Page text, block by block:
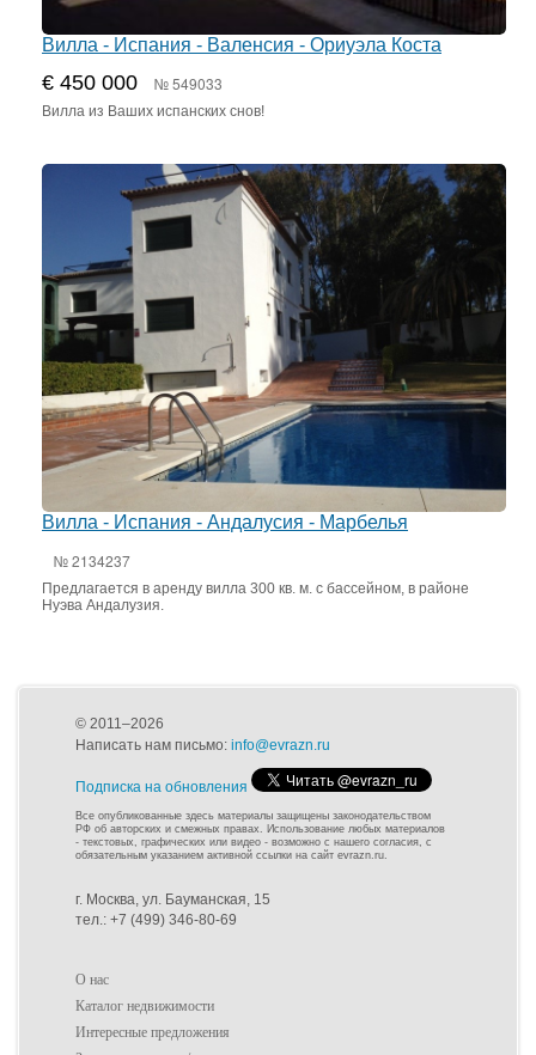
Вилла - Испания - Валенсия - Ориуэла Коста
€ 450 000 № 549033
Вилла из Ваших испанских снов!
Вилла - Испания - Андалусия - Марбелья
№ 2134237
Предлагается в аренду вилла 300 кв. м. с бассейном, в районе
Нуэва Андалузия.
© 2011–2026
Написать нам письмо: info@evrazn.ru
Подписка на обновления
Все опубликованные здесь материалы защищены законодательством
РФ об авторских и смежных правах. Использование любых материалов
- текстовых, графических или видео - возможно с нашего согласия, с
обязательным указанием активной ссылки на сайт evrazn.ru.
г. Москва, ул. Бауманская, 15
тел.: +7 (499) 346-80-69
О нас
Каталог недвижимости
Интересные предложения